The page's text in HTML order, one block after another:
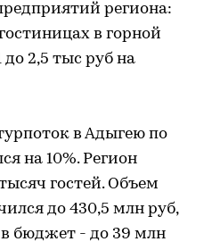
региона:
в горной
до 2,5 тыс руб на
в Адыгею по
на 10%. Регион
гостей. Объем
до 430,5 млн руб,
бюджет - до 39 млн